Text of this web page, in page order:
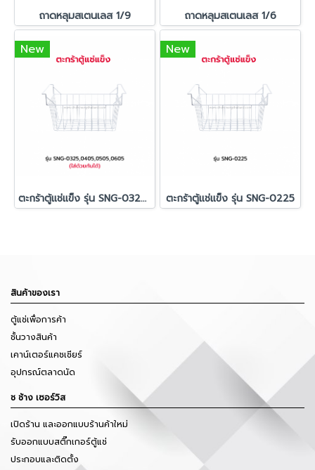
ถาดหลุมสเตนเลส 1/9 ถาดหลุมสเตนเลส 1/6
New
ตะกร้าตู้แช่แข็ง รุ่น SNG-0325/0405/0505/0605
New
ตะกร้าตู้แช่แข็ง รุ่น SNG-0225
สินค้าของเรา
ตู้แช่เพื่อการค้า
ชั้นวางสินค้า
เคาน์เตอร์แคชเชียร์
อุปกรณ์ตลาดนัด
ช ช้าง เซอร์วิส
เปิดร้าน และออกแบบร้านค้าใหม่
รับออกแบบสติ๊กเกอร์ตู้แช่
ประกอบและติดตั้ง